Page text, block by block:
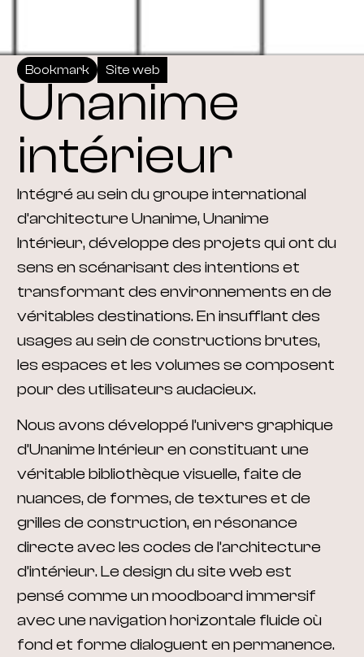
Bookmark Site web
Unanime
intérieur
Intégré au sein du groupe international
d’architecture Unanime, Unanime
Intérieur, développe des projets qui ont du
sens en scénarisant des intentions et
transformant des environnements en de
véritables destinations. En insufflant des
usages au sein de constructions brutes,
les espaces et les volumes se composent
pour des utilisateurs audacieux.
Nous avons développé l’univers graphique
d’Unanime Intérieur en constituant une
véritable bibliothèque visuelle, faite de
nuances, de formes, de textures et de
grilles de construction, en résonance
directe avec les codes de l’architecture
d’intérieur. Le design du site web est
pensé comme un moodboard immersif
avec une navigation horizontale fluide où
fond et forme dialoguent en permanence.